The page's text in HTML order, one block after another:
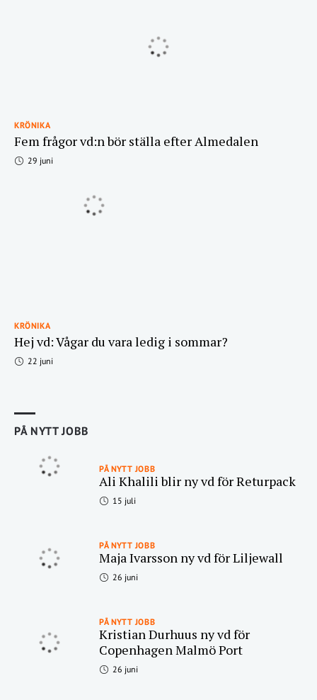
KRÖNIKA
Fem frågor vd:n bör ställa efter Almedalen
29 juni
KRÖNIKA
Hej vd: Vågar du vara ledig i sommar?
22 juni
PÅ NYTT JOBB
PÅ NYTT JOBB
Ali Khalili blir ny vd för Returpack
15 juli
PÅ NYTT JOBB
Maja Ivarsson ny vd för Liljewall
26 juni
PÅ NYTT JOBB
Kristian Durhuus ny vd för
Copenhagen Malmö Port
26 juni